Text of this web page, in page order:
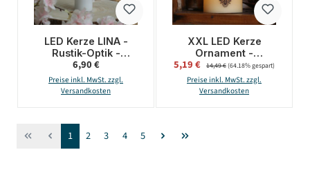
LED Kerze LINA -
Rustik-Optik -
Echtwachs - 3D
Flamme - H: 12,5cm -
D: 5cm - Batterie -
Regulärer Preis:
6,90 €
Preise inkl. MwSt. zzgl.
Versandkosten
XXL LED Kerze
Ornament -
Echtwachs -
flackernde LED -
Timer - H: 20cm - D:
Verkaufspreis:
5,19 € Regulärer Preis:
14,49 €(64.18% gespart)
Preise inkl. MwSt. zzgl.
Versandkosten
Seite
1 Seite
2 Seite
3 Seite
4 Seite
5